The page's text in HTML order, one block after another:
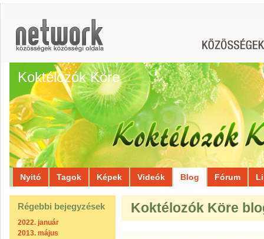
Koktélozók Köre
Nyitó Tagok Képek Videók Blog Fórum
Régebbi bejegyzések
2022. január
2013. május
Koktélozók Köre